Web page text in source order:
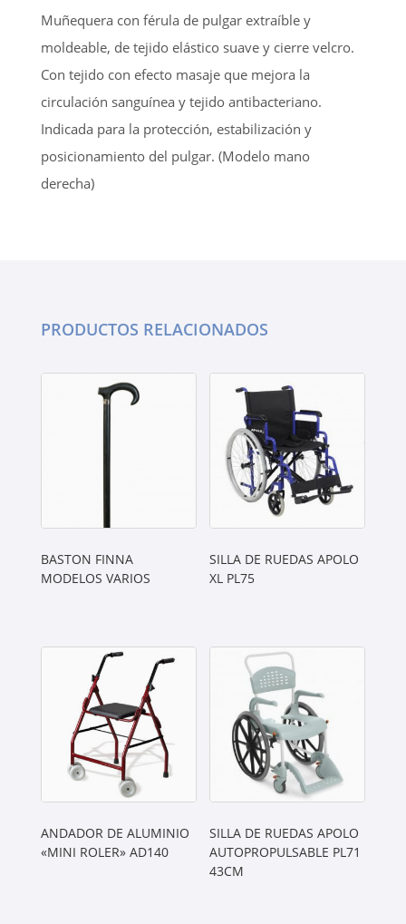
Muñequera con férula de pulgar extraíble y
moldeable, de tejido elástico suave y cierre velcro.
Con tejido con efecto masaje que mejora la
circulación sanguínea y tejido antibacteriano.
Indicada para la protección, estabilización y
posicionamiento del pulgar. (Modelo mano
derecha)
PRODUCTOS RELACIONADOS
BASTON FINNA
MODELOS VARIOS
SILLA DE RUEDAS APOLO
XL PL75
ANDADOR DE ALUMINIO
«MINI ROLER» AD140
SILLA DE RUEDAS APOLO
AUTOPROPULSABLE PL71
43CM